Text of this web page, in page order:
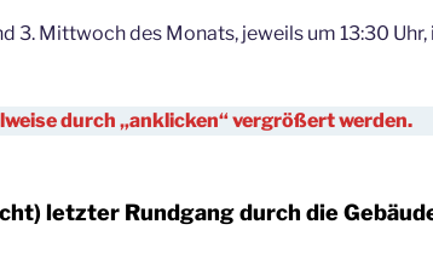
3. Mittwoch des Monats, jeweils um 13:30 Uhr,
durch „anklicken“ vergrößert werden.
letzter Rundgang durch die